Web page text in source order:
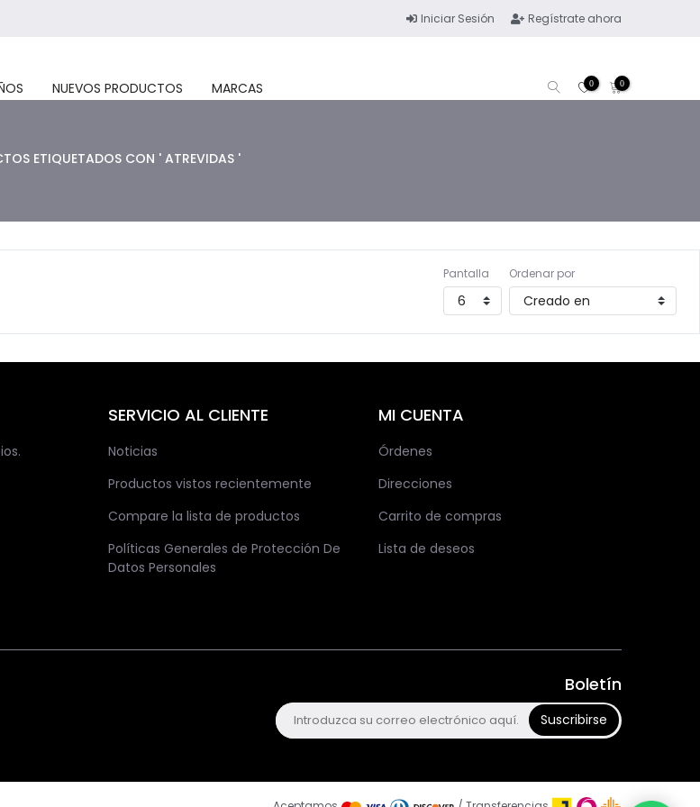
Iniciar Sesión Regístrate ahora
NUEVOS PRODUCTOS MARCAS 0 0
ETIQUETADOS CON ' ATREVIDAS '
Pantalla Ordenar por
SERVICIO AL CLIENTE
Noticias
Productos vistos recientemente
Compare la lista de productos
Políticas Generales de Protección De
Datos Personales
MI CUENTA
Órdenes
Direcciones
Carrito de compras
Lista de deseos
Boletín
Suscribirse